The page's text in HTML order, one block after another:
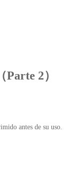
（Parte 2）
antes de su uso.